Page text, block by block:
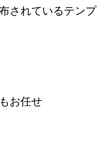
されているテンプ
お任せ